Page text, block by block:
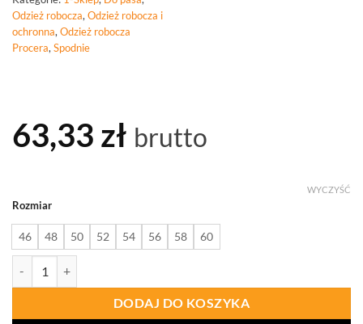
Odzież robocza, Odzież robocza i
ochronna, Odzież robocza
Procera, Spodnie
63,33 zł brutto
Rozmiar
46 48 50 52 54 56 58 60
WYCZYŚĆ
DODAJ DO KOSZYKA